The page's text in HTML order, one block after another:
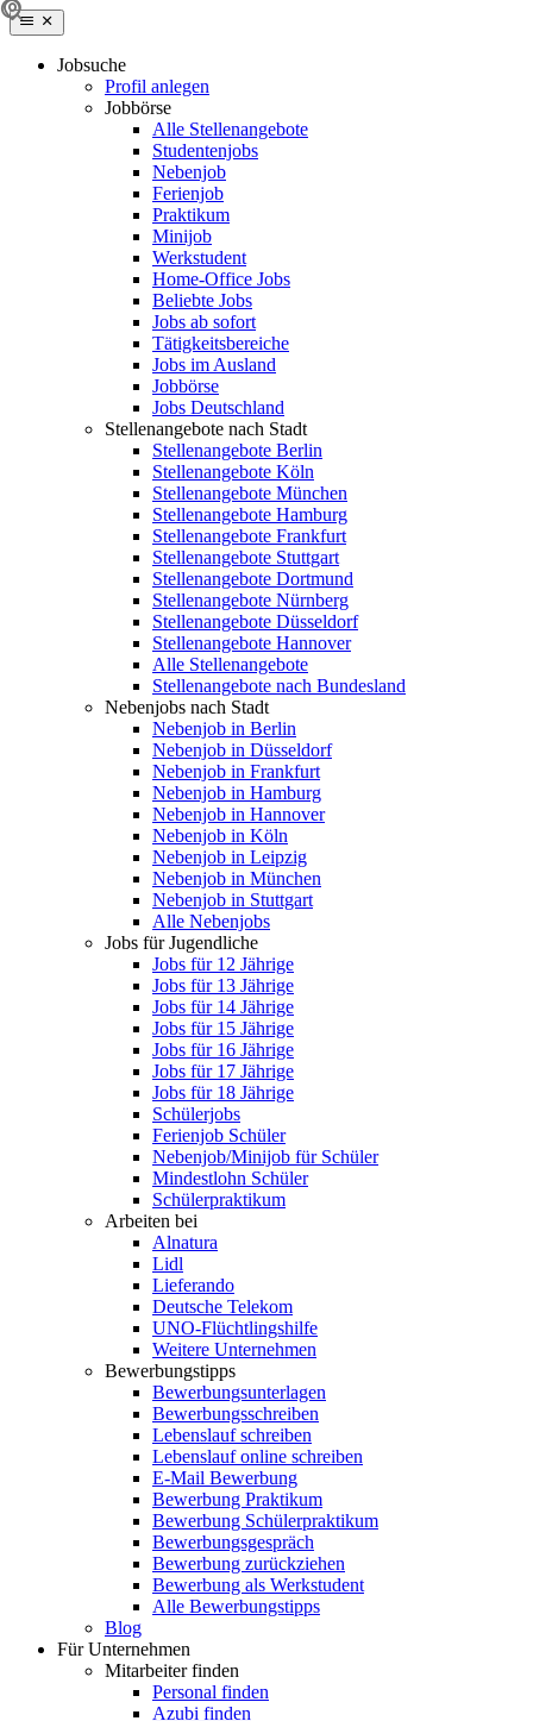
Jobsuche
Profil anlegen
Jobbörse
Alle Stellenangebote
Studentenjobs
Nebenjob
Ferienjob
Praktikum
Minijob
Werkstudent
Home-Office Jobs
Beliebte Jobs
Jobs ab sofort
Tätigkeitsbereiche
Jobs im Ausland
Jobbörse
Jobs Deutschland
Stellenangebote nach Stadt
Stellenangebote Berlin
Stellenangebote Köln
Stellenangebote München
Stellenangebote Hamburg
Stellenangebote Frankfurt
Stellenangebote Stuttgart
Stellenangebote Dortmund
Stellenangebote Nürnberg
Stellenangebote Düsseldorf
Stellenangebote Hannover
Alle Stellenangebote
Stellenangebote nach Bundesland
Nebenjobs nach Stadt
Nebenjob in Berlin
Nebenjob in Düsseldorf
Nebenjob in Frankfurt
Nebenjob in Hamburg
Nebenjob in Hannover
Nebenjob in Köln
Nebenjob in Leipzig
Nebenjob in München
Nebenjob in Stuttgart
Alle Nebenjobs
Jobs für Jugendliche
Jobs für 12 Jährige
Jobs für 13 Jährige
Jobs für 14 Jährige
Jobs für 15 Jährige
Jobs für 16 Jährige
Jobs für 17 Jährige
Jobs für 18 Jährige
Schülerjobs
Ferienjob Schüler
Nebenjob/Minijob für Schüler
Mindestlohn Schüler
Schülerpraktikum
Arbeiten bei
Alnatura
Lidl
Lieferando
Deutsche Telekom
UNO-Flüchtlingshilfe
Weitere Unternehmen
Bewerbungstipps
Bewerbungsunterlagen
Bewerbungsschreiben
Lebenslauf schreiben
Lebenslauf online schreiben
E-Mail Bewerbung
Bewerbung Praktikum
Bewerbung Schülerpraktikum
Bewerbungsgespräch
Bewerbung zurückziehen
Bewerbung als Werkstudent
Alle Bewerbungstipps
Blog
Für Unternehmen
Mitarbeiter finden
Personal finden
Azubi finden